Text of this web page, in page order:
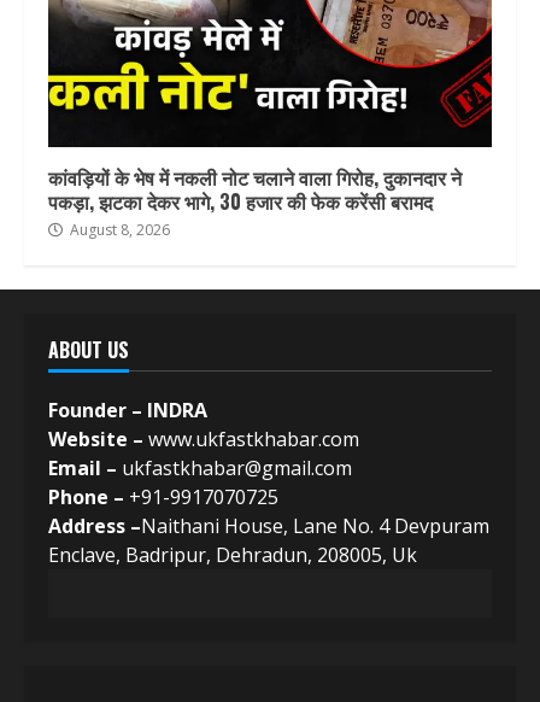
कांवड़ियों के भेष में नकली नोट चलाने वाला गिरोह, दुकानदार ने
पकड़ा, झटका देकर भागे, 30 हजार की फेक करेंसी बरामद
August 8, 2026
ABOUT US
Founder – INDRA
Website – www.ukfastkhabar.com
Email – ukfastkhabar@gmail.com
Phone – +91-9917070725
Address –Naithani House, Lane No. 4 Devpuram
Enclave, Badripur, Dehradun, 208005, Uk